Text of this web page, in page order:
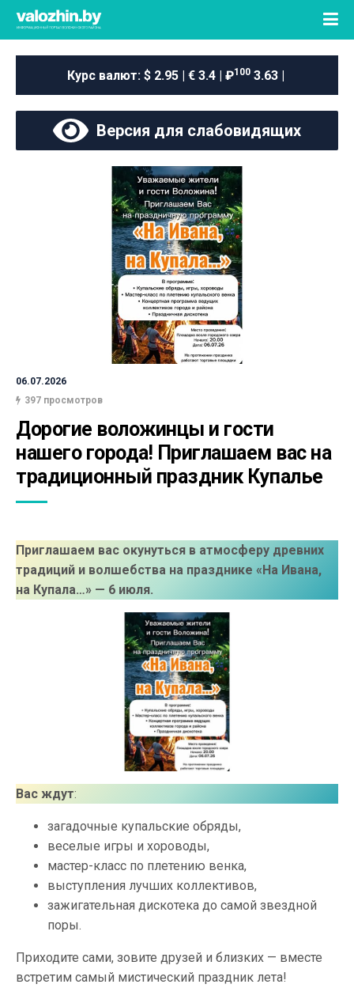
Курс валют: $ 2.95 | € 3.4 | ₽1003.63 |
Версия для слабовидящих
06.07.2026
397 просмотров
Дорогие воложинцы и гости
нашего города! Приглашаем вас на
традиционный праздник Купалье
Приглашаем вас окунуться в атмосферу древних
традиций и волшебства на празднике «На Ивана,
на Купала…» — 6 июля.
Вас ждут:
загадочные купальские обряды,
веселые игры и хороводы,
мастер-класс по плетению венка,
выступления лучших коллективов,
зажигательная дискотека до самой звездной
поры.
Приходите сами, зовите друзей и близких — вместе
встретим самый мистический праздник лета!